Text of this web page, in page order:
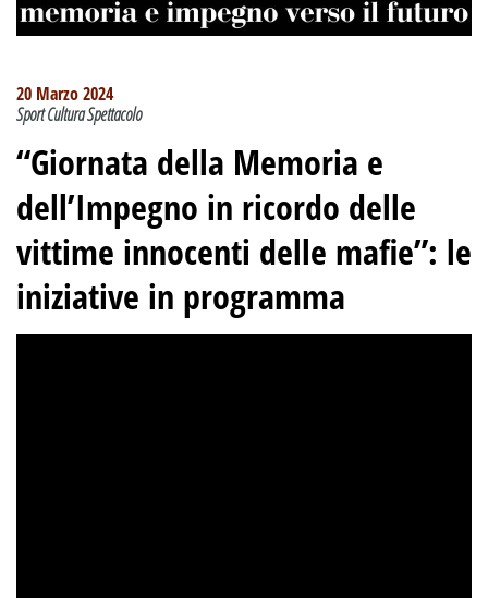
20 Marzo 2024
Sport Cultura Spettacolo
“Giornata della Memoria e
dell’Impegno in ricordo delle
vittime innocenti delle mafie”: le
iniziative in programma